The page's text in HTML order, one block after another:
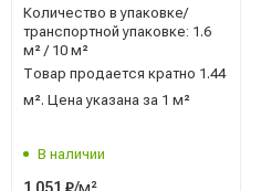
13996-2019 AXIMA (Россия)
Количество в упаковке/
транспортной упаковке: 1.6
м² / 10 м²
Товар продается кратно 1.44
м². Цена указана за 1 м²
В наличии